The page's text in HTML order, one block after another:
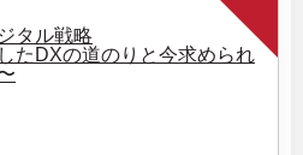
タル戦略
たDXの道のりと今求められ